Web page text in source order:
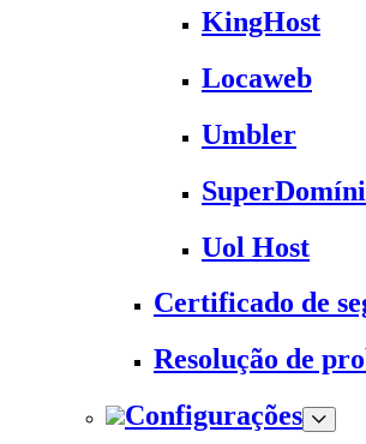
KingHost
Locaweb
Umbler
Uol Host
Certificado de
Resolução de
Configurações